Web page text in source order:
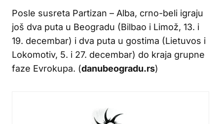
Posle susreta Partizan – Alba, crno-beli igraju
još dva puta u Beogradu (Bilbao i Limož, 13. i
19. decembar) i dva puta u gostima (Lietuvos i
Lokomotiv, 5. i 27. decembar) do kraja grupne
faze Evrokupa. (danubeogradu.rs)